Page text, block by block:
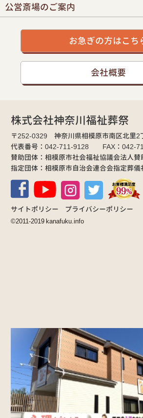
公営斎場のご案内
お急ぎの方はこち
会社概要
株式会社神奈川福祉葬祭
〒252-0329 神奈川県相模原市南区北里2
代表番号：042-711-9128 FAX：042-
賛助団体：相模原市社会福祉協議会法人賛
指定団体：相模原市自治会連合会指定葬儀
サイトポリシー プライバシーポリシー
©2011-2019 kanafuku.info